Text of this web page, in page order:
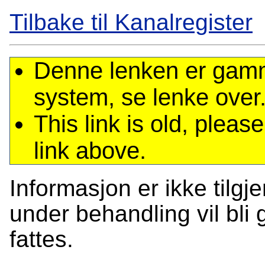
Tilbake til Kanalregister
Denne lenken er
system, se lenke
This link is old,
link above.
Informasjon er ikke
under behandling vil bli
fattes.